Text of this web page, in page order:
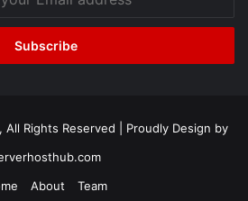
Rights Reserved | Proudly Design by
About Team